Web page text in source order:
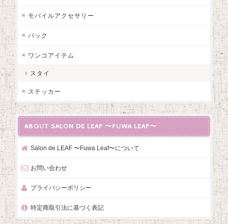
モバイルアクセサリー
バック
ワンコアイテム
スタイ
ステッカー
ABOUT SALON DE LEAF 〜FUWA LEAF〜
Salon de LEAF 〜Fuwa Leaf〜について
お問い合わせ
プライバシーポリシー
特定商取引法に基づく表記